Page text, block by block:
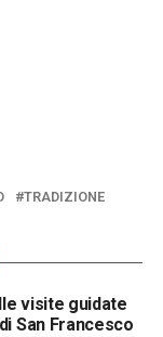
TRADIZIONE
visite guidate
San Francesco